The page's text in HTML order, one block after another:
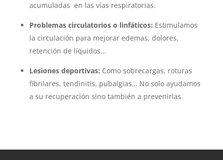
acumuladas en las vías respiratorias.
Problemas circulatorios o linfáticos: Estimulamos
la circulación para mejorar edemas, dolores,
retención de líquidos…
Lesiones deportivas: Como sobrecargas, roturas
fibrilares, tendinitis, pubalgias… No solo ayudamos
a su recuperación sino también a prevenirlas